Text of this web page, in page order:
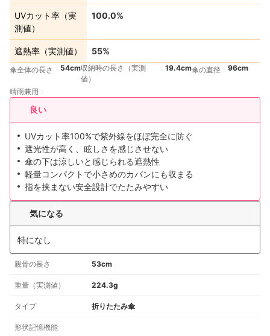
UVカット率（実
測値）
100.0%
遮熱率（実測値） 55%
傘全体の長さ 54cm収納時の長さ（実測
値）
19.4cm傘の直径 96cm
晴雨兼用
良い
UVカット率100%で紫外線をほぼ完全に防ぐ
遮光性が高く、眩しさを感じさせない
傘の下は涼しいと感じられる遮熱性
軽量コンパクトで小さめのカバンにも収まる
指を挟まない安全設計でたたみやすい
気になる
特になし
親骨の長さ 53cm
重量（実測値） 224.3g
タイプ 折りたたみ傘
形状記憶機能